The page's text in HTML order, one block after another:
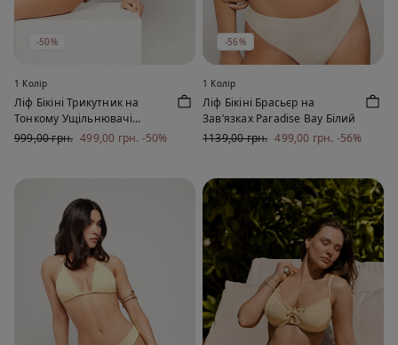
-50%
1 Колір
Ліф Бікіні Трикутник на
Тонкому Ущільнювачі
Paradise Bay Білий
999,00 грн. 499,00 грн. -50%
-56%
1 Колір
Ліф Бікіні Брасьєр на
Зав’язках Paradise Bay Білий
1139,00 грн. 499,00 грн. -56%